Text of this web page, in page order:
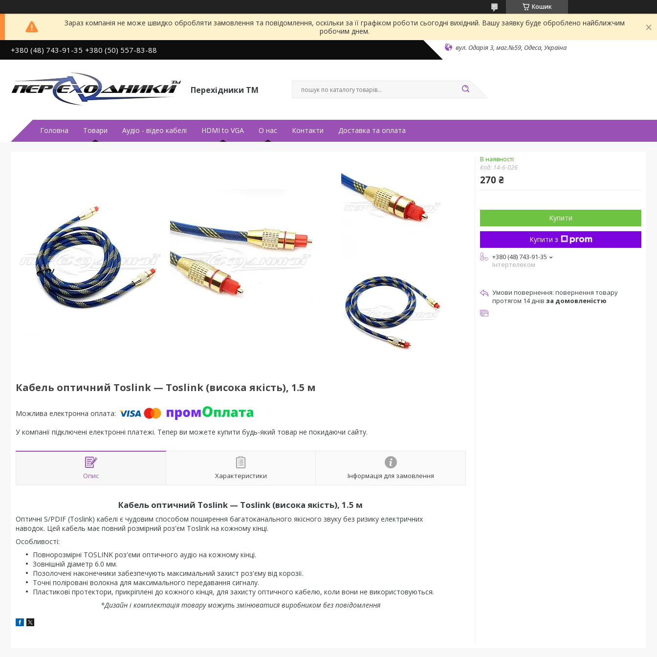
Кошик
Зараз компанія не може швидко обробляти замовлення та повідомлення, оскільки за її графіком роботи сьогодні вихідний. Вашу заявку буде оброблено найближчим
робочим днем.
+380 (48) 743-91-35 +380 (50) 557-83-88 вул. Одарiя 3, маг.№59, Одеса, Україна
Перехідники ТМ
Головна Товари Аудiо - вiдео кабелi HDMI to VGA О нас Контакти Доставка та оплата
Кабель оптичний Toslink — Toslink (висока якість), 1.5 м
У компанії підключені електронні платежі. Тепер ви можете купити будь-який товар не покидаючи сайту.
Опис Характеристики Інформація для замовлення
Кабель оптичний Toslink — Toslink (висока якість), 1.5 м
Оптичні S/PDIF (Toslink) кабелі є чудовим способом поширення багатоканального якісного звуку без ризику електричних
наводок. Цей кабель має повний розмірний роз'єм Toslink на кожному кінці.
Особливості:
Повнорозмірні TOSLINK роз'єми оптичного аудіо на кожному кінці.
Зовнішній діаметр 6.0 мм.
Позолочені наконечники забезпечують максимальний захист роз'єму від корозії.
Точні поліровані волокна для максимального передавання сигналу.
Пластикові протектори, прикріплені до кожного кінця, для захисту оптичного кабелю, коли вони не використовуються.
*Дизайн і комплектація товару можуть змінюватися виробником без повідомлення
В наявності
Код: 14-6-026
270 ₴
Купити
Купити з
+380 (48) 743-91-35
Інтертелеком
повернення товару
протягом 14 днів за домовленістю